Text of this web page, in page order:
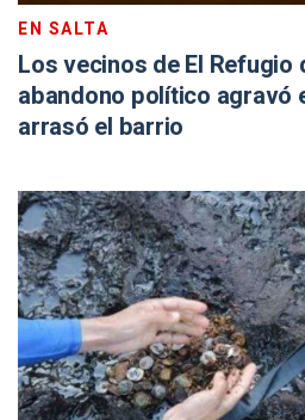
EN SALTA
Los vecinos de El Refugio
abandono político agravó
arrasó el barrio